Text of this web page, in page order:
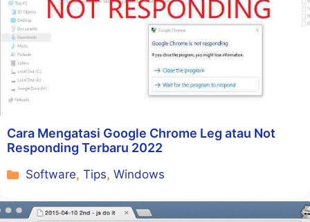
Cara Mengatasi Google Chrome Leg atau Not
Responding Terbaru 2022
Kategori
Software,Tips,Windows